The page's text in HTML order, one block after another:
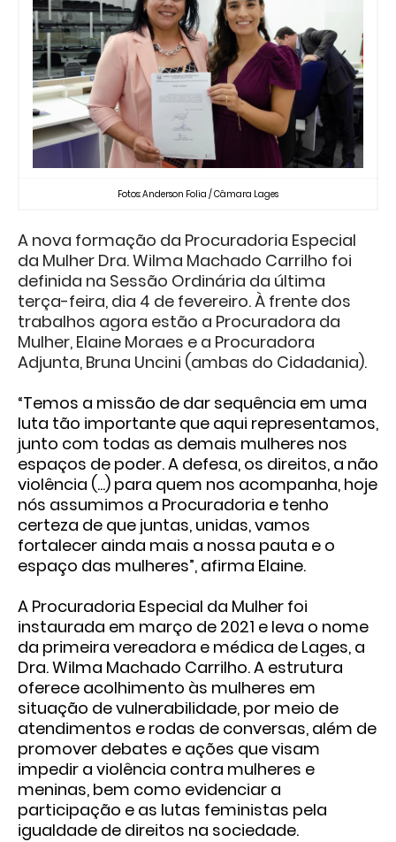
Fotos: Anderson Folia / Câmara Lages
A nova formação da Procuradoria Especial
da Mulher Dra. Wilma Machado Carrilho foi
definida na Sessão Ordinária da última
terça-feira, dia 4 de fevereiro. À frente dos
trabalhos agora estão a Procuradora da
Mulher, Elaine Moraes e a Procuradora
Adjunta, Bruna Uncini (ambas do Cidadania).
“Temos a missão de dar sequência em uma
luta tão importante que aqui representamos,
junto com todas as demais mulheres nos
espaços de poder. A defesa, os direitos, a não
violência (...) para quem nos acompanha, hoje
nós assumimos a Procuradoria e tenho
certeza de que juntas, unidas, vamos
fortalecer ainda mais a nossa pauta e o
espaço das mulheres”, afirma Elaine.
A Procuradoria Especial da Mulher foi
instaurada em março de 2021 e leva o nome
da primeira vereadora e médica de Lages, a
Dra. Wilma Machado Carrilho. A estrutura
oferece acolhimento às mulheres em
situação de vulnerabilidade, por meio de
atendimentos e rodas de conversas, além de
promover debates e ações que visam
impedir a violência contra mulheres e
meninas, bem como evidenciar a
participação e as lutas feministas pela
igualdade de direitos na sociedade.